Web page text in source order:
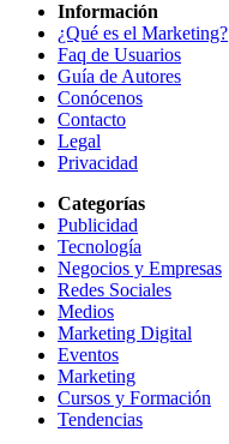
Información
¿Qué es el Marketing?
Faq de Usuarios
Guía de Autores
Conócenos
Contacto
Legal
Privacidad
Categorías
Publicidad
Tecnología
Negocios y Empresas
Redes Sociales
Medios
Marketing Digital
Eventos
Marketing
Cursos y Formación
Tendencias